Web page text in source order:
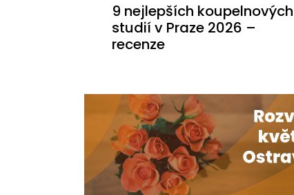
9 nejlepších koupelnových
studií v Praze 2026 –
recenze